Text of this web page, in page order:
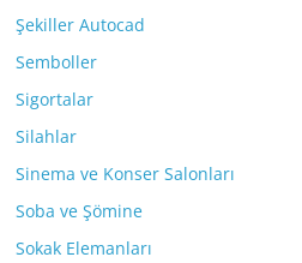
Şekiller Autocad
Semboller
Sigortalar
Silahlar
Sinema ve Konser Salonları
Soba ve Şömine
Sokak Elemanları